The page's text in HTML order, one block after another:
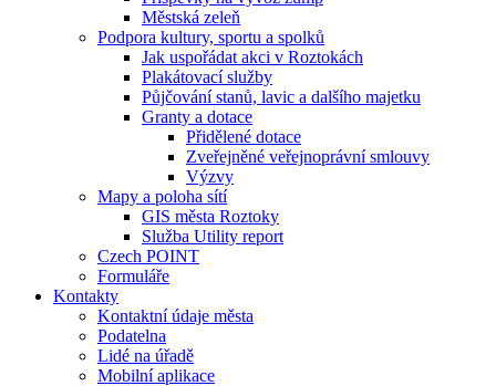
Městská zeleň
Podpora kultury, sportu a spolků
Jak uspořádat akci v Roztokách
Plakátovací služby
Půjčování stanů, lavic a dalšího majetku
Granty a dotace
Přidělené dotace
Zveřejněné veřejnoprávní smlouvy
Výzvy
Mapy a poloha sítí
GIS města Roztoky
Služba Utility report
Czech POINT
Formuláře
Kontakty
Kontaktní údaje města
Podatelna
Lidé na úřadě
Mobilní aplikace